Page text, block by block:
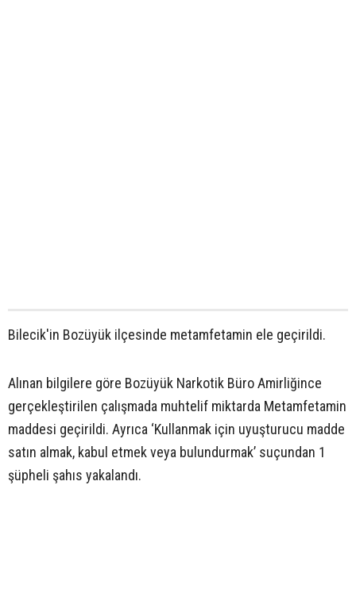
Bilecik'in Bozüyük ilçesinde metamfetamin ele geçirildi.
Alınan bilgilere göre Bozüyük Narkotik Büro Amirliğince
gerçekleştirilen çalışmada muhtelif miktarda Metamfetamin
maddesi geçirildi. Ayrıca ‘Kullanmak için uyuşturucu madde
satın almak, kabul etmek veya bulundurmak’ suçundan 1
şüpheli şahıs yakalandı.